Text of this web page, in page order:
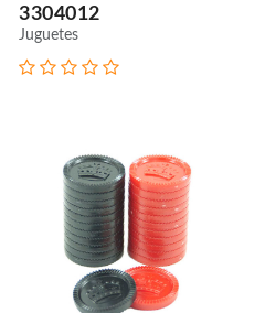
3304012
Juguetes